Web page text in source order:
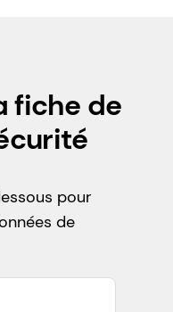
fiche de
pour
de